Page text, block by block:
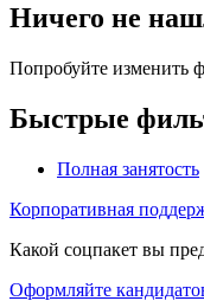
Ничего не
Попробуйте изменить
Быстрые
Полная занятость
Корпоративная
Какой соцпакет вы
Оформляйте